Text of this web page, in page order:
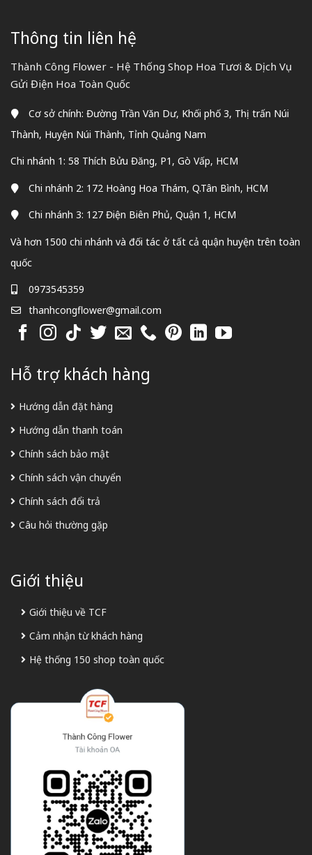
Thông tin liên hệ
Thành Công Flower - Hệ Thống Shop Hoa Tươi & Dịch Vụ
Gửi Điện Hoa Toàn Quốc
Cơ sở chính: Đường Trần Văn Dư, Khối phố 3, Thị trấn Núi
Thành, Huyện Núi Thành, Tỉnh Quảng Nam
Chi nhánh 1: 58 Thích Bửu Đăng, P1, Gò Vấp, HCM
Chi nhánh 2: 172 Hoàng Hoa Thám, Q.Tân Bình, HCM
Chi nhánh 3: 127 Điện Biên Phủ, Quận 1, HCM
Và hơn 1500 chi nhánh và đối tác ở tất cả quận huyện trên toàn
quốc
0973545359
thanhcongflower@gmail.com
Hỗ trợ khách hàng
Hướng dẫn đặt hàng
Hướng dẫn thanh toán
Chính sách bảo mật
Chính sách vận chuyển
Chính sách đổi trả
Câu hỏi thường gặp
Giới thiệu
Giới thiệu về TCF
Cảm nhận từ khách hàng
Hệ thống 150 shop toàn quốc